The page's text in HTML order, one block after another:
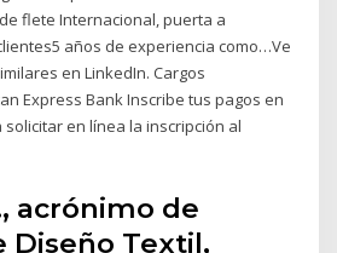
flete Internacional, puerta a
años de experiencia como…Ve
en LinkedIn. Cargos
Express Bank Inscribe tus pagos en
en línea la inscripción al
acrónimo de
Diseño Textil,